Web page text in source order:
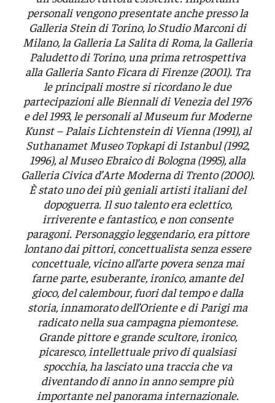
personali vengono presentate anche presso la
Galleria Stein di Torino, lo Studio Marconi di
Milano, la Galleria La Salita di Roma, la Galleria
Paludetto di Torino, una prima retrospettiva
alla Galleria Santo Ficara di Firenze (2001). Tra
le principali mostre si ricordano le due
partecipazioni alle Biennali di Venezia del 1976
e del 1993, le personali al Museum fur Moderne
Kunst – Palais Lichtenstein di Vienna (1991), al
Suthanamet Museo Topkapi di Istanbul (1992,
1996), al Museo Ebraico di Bologna (1995), alla
Galleria Civica d’Arte Moderna di Trento (2000).
È stato uno dei più geniali artisti italiani del
dopoguerra. Il suo talento era eclettico,
irriverente e fantastico, e non consente
paragoni. Personaggio leggendario, era pittore
lontano dai pittori, concettualista senza essere
concettuale, vicino all’arte povera senza mai
farne parte, esuberante, ironico, amante del
gioco, del calembour, fuori dal tempo e dalla
storia, innamorato dell’Oriente e di Parigi ma
radicato nella sua campagna piemontese.
Grande pittore e grande scultore, ironico,
picaresco, intellettuale privo di qualsiasi
spocchia, ha lasciato una traccia che va
diventando di anno in anno sempre più
importante nel panorama internazionale.